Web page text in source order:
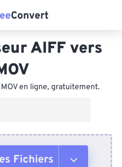
AIFF vers
en ligne, gratuitement.
Fichiers